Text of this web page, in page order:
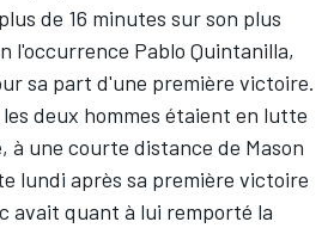
de 16 minutes sur son plus
l'occurrence Pablo Quintanilla,
sa part d'une première victoire.
deux hommes étaient en lutte
à une courte distance de Mason
lundi après sa première victoire
avait quant à lui remporté la